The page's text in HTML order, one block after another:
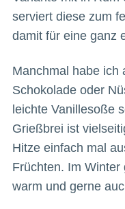
serviert diese zum
damit für eine ganz
Manchmal habe ich
Schokolade oder
leichte Vanillesoße
Grießbrei ist
Hitze einfach mal
Früchten. Im
warm und gerne